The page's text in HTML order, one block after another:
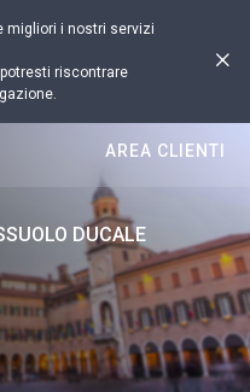
migliori i nostri servizi
riscontrare
AREA CLIENTI
DUCALE